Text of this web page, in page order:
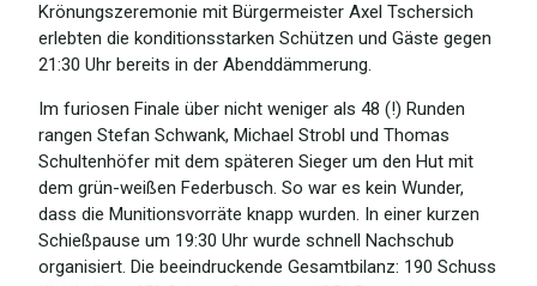
Krönungszeremonie mit Bürgermeister Axel Tschersich
erlebten die konditionsstarken Schützen und Gäste gegen
21:30 Uhr bereits in der Abenddämmerung.
Im furiosen Finale über nicht weniger als 48 (!) Runden
rangen Stefan Schwank, Michael Strobl und Thomas
Schultenhöfer mit dem späteren Sieger um den Hut mit
dem grün-weißen Federbusch. So war es kein Wunder,
dass die Munitionsvorräte knapp wurden. In einer kurzen
Schießpause um 19:30 Uhr wurde schnell Nachschub
organisiert. Die beeindruckende Gesamtbilanz: 190 Schuss